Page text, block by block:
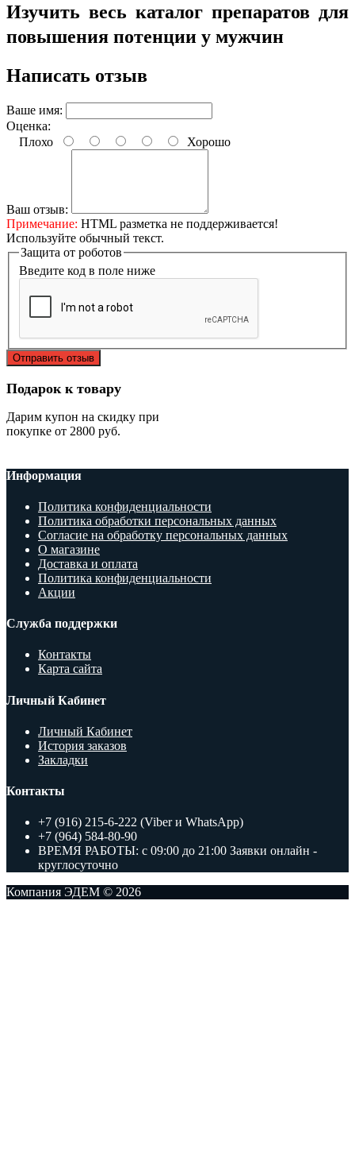
Изучить весь каталог препаратов для
повышения потенции у мужчин
Написать отзыв
Ваше имя:
Оценка:
Плохо
Хорошо
Ваш отзыв:
Примечание: HTML разметка не поддерживается!
Используйте обычный текст.
Защита от роботов
Введите код в поле ниже
Отправить отзыв
Подарок к товару
Дарим купон на скидку при
покупке от 2800 руб.
Информация
Политика конфиденциальности
Политика обработки персональных данных
Согласие на обработку персональных данных
О магазине
Доставка и оплата
Политика конфиденциальности
Акции
Служба поддержки
Контакты
Карта сайта
Личный Кабинет
Личный Кабинет
История заказов
Закладки
Контакты
+7 (916) 215-6-222 (Viber и WhatsApp)
+7 (964) 584-80-90
ВРЕМЯ РАБОТЫ: с 09:00 до 21:00 Заявки онлайн -
круглосуточно
Компания ЭДЕМ © 2026